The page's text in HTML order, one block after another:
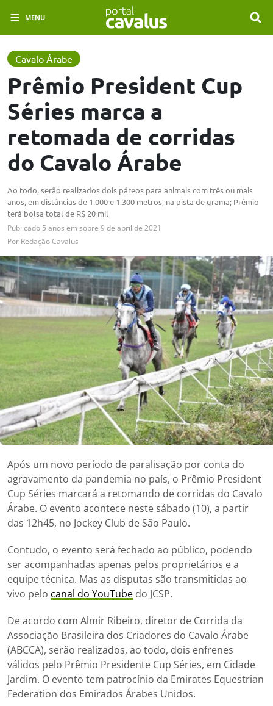
MENU
Cavalo Árabe
Prêmio President Cup
Séries marca a
retomada de corridas
do Cavalo Árabe
Ao todo, serão realizados dois páreos para animais com três ou mais
anos, em distâncias de 1.000 e 1.300 metros, na pista de grama; Prêmio
terá bolsa total de R$ 20 mil
Publicado 5 anos em sobre 9 de abril de 2021
Por Redação Cavalus
Após um novo período de paralisação por conta do
agravamento da pandemia no país, o Prêmio President
Cup Séries marcará a retomando de corridas do Cavalo
Árabe. O evento acontece neste sábado (10), a partir
das 12h45, no Jockey Club de São Paulo.
Contudo, o evento será fechado ao público, podendo
ser acompanhadas apenas pelos proprietários e a
equipe técnica. Mas as disputas são transmitidas ao
vivo pelo canal do YouTube do JCSP.
De acordo com Almir Ribeiro, diretor de Corrida da
Associação Brasileira dos Criadores do Cavalo Árabe
(ABCCA), serão realizados, ao todo, dois enfrenes
válidos pelo Prêmio Presidente Cup Séries, em Cidade
Jardim. O evento tem patrocínio da Emirates Equestrian
Federation dos Emirados Árabes Unidos.